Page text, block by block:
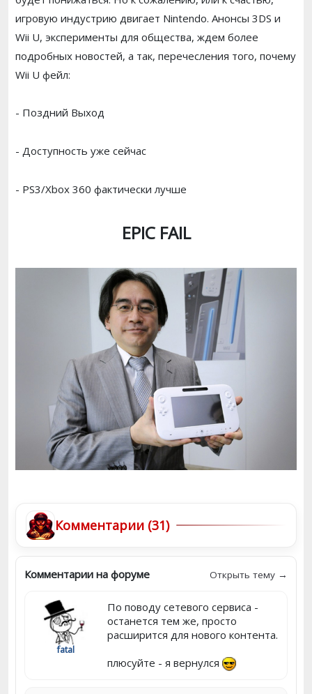
игровую индустрию двигает Nintendo. Анонсы 3DS и
Wii U, эксперименты для общества, ждем более
подробных новостей, а так, перечесления того, почему
Wii U фейл:
- Поздний Выход
- Доступность уже сейчас
- PS3/Xbox 360 фактически лучше
EPIC FAIL
Комментарии (31)
Комментарии на форуме Открыть тему →
fatal
По поводу сетевого сервиса -
останется тем же, просто
расширится для нового контента.
плюсуйте - я вернулся